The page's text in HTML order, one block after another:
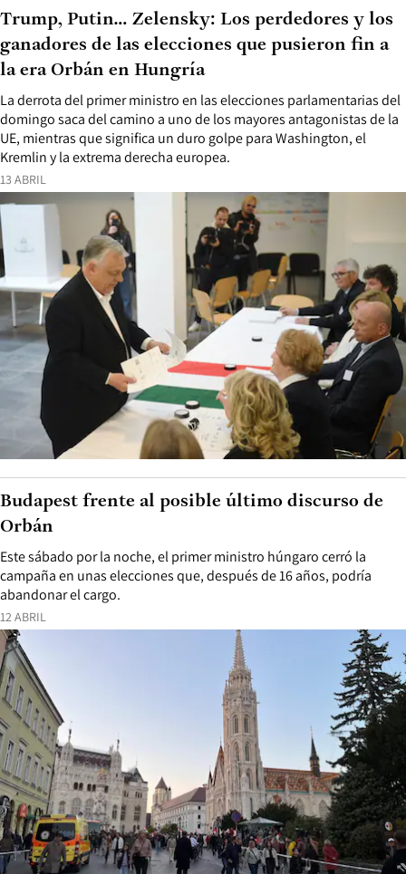
13 ABRIL
La derrota del primer ministro en las elecciones parlamentarias del
domingo saca del camino a uno de los mayores antagonistas de la
UE, mientras que significa un duro golpe para Washington, el
Kremlin y la extrema derecha europea.
Trump, Putin… Zelensky: Los perdedores y los
ganadores de las elecciones que pusieron fin a
la era Orbán en Hungría
12 ABRIL
Este sábado por la noche, el primer ministro húngaro cerró la
campaña en unas elecciones que, después de 16 años, podría
abandonar el cargo.
Budapest frente al posible último discurso de
Orbán